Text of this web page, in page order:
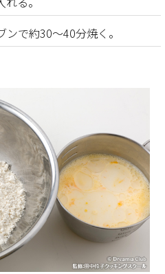
で約30～40分焼く。